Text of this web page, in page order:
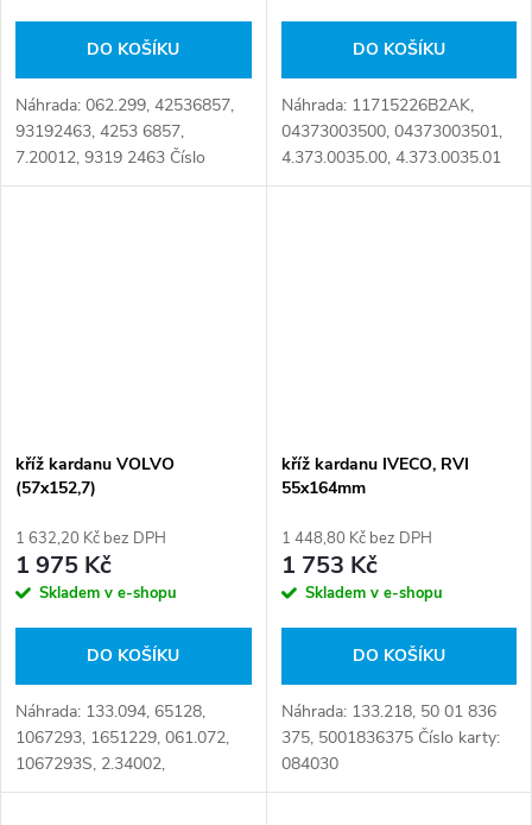
DO KOŠÍKU
Náhrada: 062.299, 42536857,
93192463, 4253 6857,
7.20012, 9319 2463 Číslo
karty: 101305
DO KOŠÍKU
Náhrada: 11715226B2AK,
04373003500, 04373003501,
4.373.0035.00, 4.373.0035.01
Číslo karty: 094109
kříž kardanu VOLVO
(57x152,7)
1 632,20 Kč bez DPH
1 975 Kč
Skladem v e-shopu
DO KOŠÍKU
Náhrada: 133.094, 65128,
1067293, 1651229, 061.072,
1067293S, 2.34002,
93192570S Číslo karty: 085845
kříž kardanu IVECO, RVI
55x164mm
1 448,80 Kč bez DPH
1 753 Kč
Skladem v e-shopu
DO KOŠÍKU
Náhrada: 133.218, 50 01 836
375, 5001836375 Číslo karty:
084030